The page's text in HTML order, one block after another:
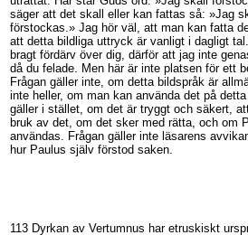
säger att det skall eller kan fattas så: »Jag
förstockas.» Jag hör väl, att man kan fatta
att detta bildliga uttryck är vanligt i dagligt
bragt fördärv över dig, därför att jag inte
då du felade. Men här är inte platsen för ett
Frågan gäller inte, om detta bildspråk är
inte heller, om man kan använda det på
gäller i stället, om det är tryggt och säkert,
bruk av det, om det sker med rätta, och om
användas. Frågan gäller inte läsarens
hur Paulus själv förstod saken.
113 Dyrkan av Vertumnus har etruskiskt